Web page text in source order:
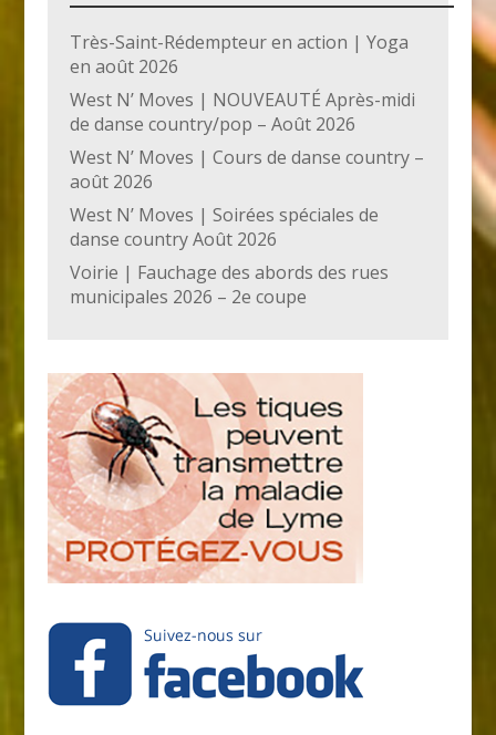
Très-Saint-Rédempteur en action | Yoga
en août 2026
West N’ Moves | NOUVEAUTÉ Après-midi
de danse country/pop – Août 2026
West N’ Moves | Cours de danse country –
août 2026
West N’ Moves | Soirées spéciales de
danse country Août 2026
Voirie | Fauchage des abords des rues
municipales 2026 – 2e coupe